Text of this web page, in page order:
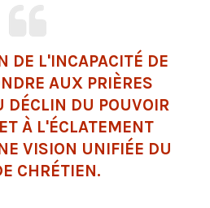
DE L'INCAPACITÉ DE
AUX PRIÈRES
DÉCLIN DU POUVOIR
À L'ÉCLATEMENT
VISION UNIFIÉE DU
CHRÉTIEN.